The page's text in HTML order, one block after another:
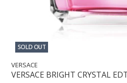
SOLD OUT
VERSACE
VERSACE BRIGHT CRYSTAL